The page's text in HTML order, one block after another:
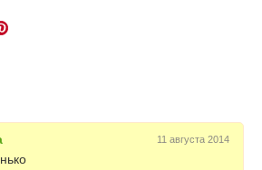
11 августа 2014